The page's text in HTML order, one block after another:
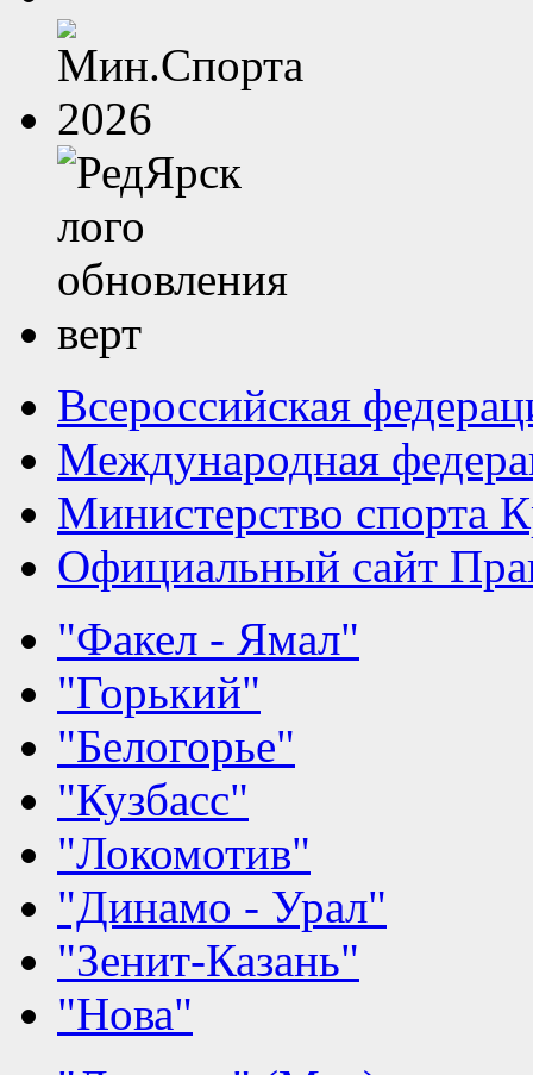
Всероссийская
Международная
Министерство спорта
Официальный сайт
"Факел - Ямал"
"Горький"
"Белогорье"
"Кузбасс"
"Локомотив"
"Динамо - Урал"
"Зенит-Казань"
"Нова"